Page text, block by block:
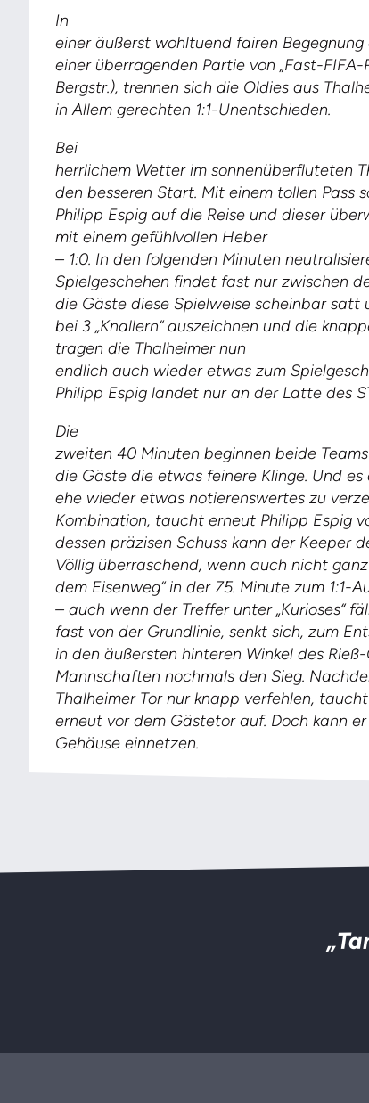
In
einer äußerst wohltuend fairen
einer überragenden Partie von „Fast-FIFA-
Bergstr.), trennen sich die Oldies aus
in Allem gerechten 1:1-Unentschieden.
Bei
herrlichem Wetter im sonnenüberfluteten
den besseren Start. Mit einem tollen Pass
Philipp Espig auf die Reise und dieser
mit einem gefühlvollen Heber
– 1:0. In den folgenden Minuten
Spielgeschehen findet fast nur zwischen
die Gäste diese Spielweise scheinbar satt
bei 3 „Knallern“ auszeichnen und die
tragen die Thalheimer nun
endlich auch wieder etwas zum
Philipp Espig landet nur an der Latte des
Die
zweiten 40 Minuten beginnen beide
die Gäste die etwas feinere Klinge. Und
ehe wieder etwas notierenswertes zu
Kombination, taucht erneut Philipp Espig
dessen präzisen Schuss kann der Keeper
Völlig überraschend, wenn auch nicht
dem Eisenweg“ in der 75. Minute zum 1:1-
– auch wenn der Treffer unter „Kurioses“
fast von der Grundlinie, senkt sich, zum
in den äußersten hinteren Winkel des
Mannschaften nochmals den Sieg.
Thalheimer Tor nur knapp verfehlen,
erneut vor dem Gästetor auf. Doch kann
Gehäuse einnetzen.